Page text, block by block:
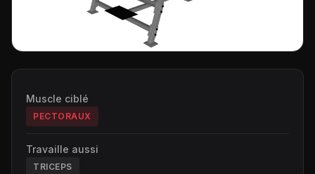
Muscle ciblé
PECTORAUX
Travaille aussi
TRICEPS